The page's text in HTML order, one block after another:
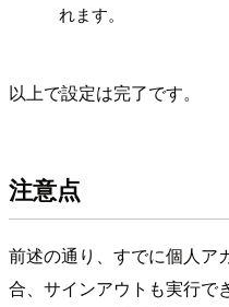
れます。
以上で設定は完了です。
注意点
前述の通り、すでに個人ア
合、サインアウトも実行で